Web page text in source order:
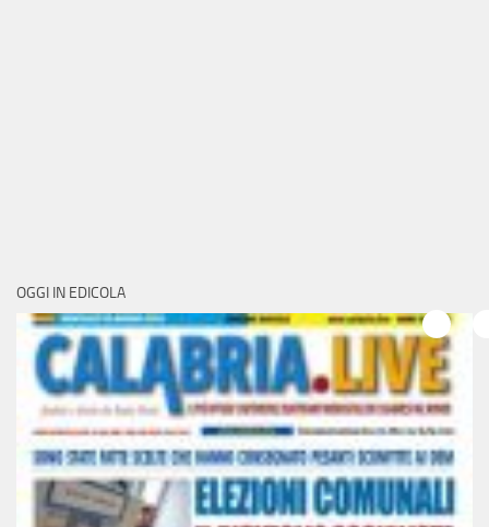
OGGI IN EDICOLA